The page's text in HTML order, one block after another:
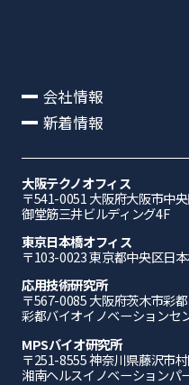
会社情報
新着情報
大阪テクノオフィス
〒541-0051 ⼤阪府⼤阪市中
御堂筋三井ビルディング4F
東京日本橋オフィス
〒103-0023 東京都中央区日
応⽤技術研究所
〒567-0085 ⼤阪府茨⽊市彩
彩都バイオイノベーションセ
MPSバイオ研究所
〒251-8555 神奈川県藤沢市
湘南ヘルスイノベーションパ